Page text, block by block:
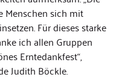
Menschen sich mit
Für dieses starke
ich allen Gruppen
Erntedankfest“,
Judith Böckle.